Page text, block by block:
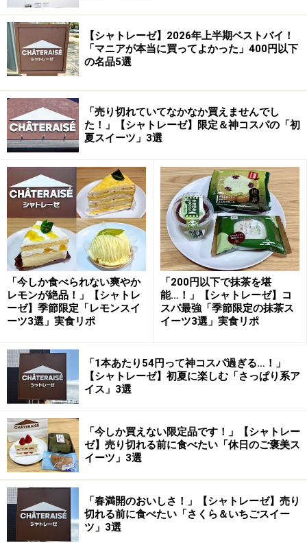
カップの中には、いちごのゼリー、フリーズドライ入り
ム）、レッドカラント（果実）、レモンジュレが重ねら
れています。その上にいちごの果肉とフリーズドライの
いちご、ホイップクリームがトッピングされています。
甘酸っぱいベリーの味わいに癒されます
甘酸っぱいいちごの味わいに、口どけ滑らかなクリー
ム、そしてスッキリ爽やかなレモンの風味。食べるたび
に異なる食感と味わいがひろがって、食べ進めるのが楽
しい！
フレッシュないちごの果肉も入っていて、まるでいちご
るぜいたくなカップデザートです。
2. 「Dessertパルフェ パイン＆オレンジ」
345円
「Dessertパルフェ パイン＆オレンジ」 345円（税込）
続いて紹介するのは「Dessertパルフェ パイン＆オレン
ジ」 345円（税込）。夏らしいビタミンカラーが層にな
【シャトレーゼ】2026年上半期ベストバイ！
「マニアが本当に買ってよかった」400円以下
の名品5選
「売り切れていてなかなか買えませんでし
た！」【シャトレーゼ】限定＆神コスパの「初
夏スイーツ」3選
「今しか食べられない爽やか
レモンが絶品！」【シャトレ
ーゼ】季節限定「レモンスイ
ーツ3選」実食リポ
「200円以下で抹茶を堪
能…！」【シャトレーゼ】コ
スパ最強「季節限定の抹茶ス
イーツ3選」実食リポ
「1本あたり54円って神コスパ過ぎる…！」
【シャトレーゼ】初夏に楽しむ「さっぱり系ア
イス」3選
「今しか買えない限定品です！」【シャトレー
ゼ】売り切れる前に食べたい「休日のご褒美ス
イーツ」3選
「春満開のおいしさ！」【シャトレーゼ】売り
切れる前に食べたい「さくら＆いちごスイー
ツ」3選